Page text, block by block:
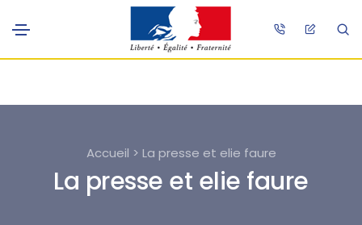
Accueil > La presse et elie faure
La presse et elie faure